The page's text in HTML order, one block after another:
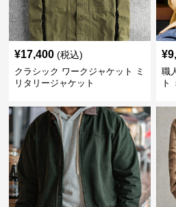
¥17,400 (税込)
クラシック ワークジャケット ミ
リタリージャケット
¥
職
ト